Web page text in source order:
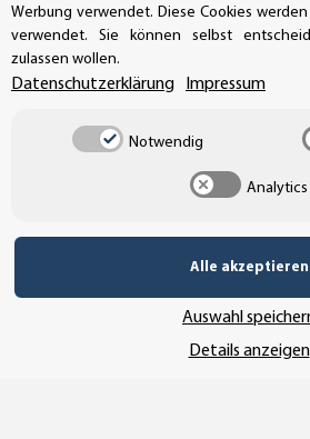
UNSER AFFILIATE-
UNSERE
UNSER
Werbung verwendet. Diese Cookies
verwendet. Sie können selbst
zulassen wollen.
Datenschutzerklärung Impressum
Notwendig
Analytics
Alle akzeptieren
Auswahl
Details anzeigen